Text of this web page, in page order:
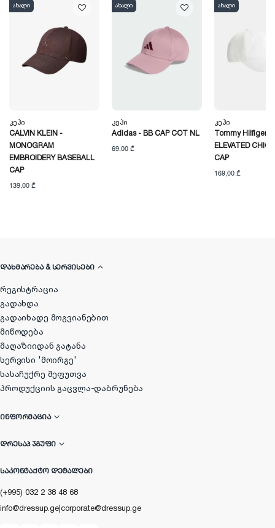
ახალი
Კეპი
CALVIN KLEIN -
MONOGRAM
EMBROIDERY BASEBALL
CAP
139,00 ₾
ახალი
Კეპი
Adidas - BB CAP COT NL
69,00 ₾
ახალი
Კეპი
Tommy Hilfiger -
ELEVATED CHIC
CAP
169,00 ₾
ᲓᲐᲮᲛᲐᲠᲔᲑᲐ & ᲡᲔᲠᲕᲘᲡᲔᲑᲘ
რეგისტრაცია
გადახდა
გადაიხადე მოგვიანებით
მიწოდება
მაღაზიიდან გატანა
სერვისი 'მოირგე'
სასაჩუქრე შეფუთვა
პროდუქციის გაცვლა-დაბრუნება
ᲘᲜᲤᲝᲠᲛᲐᲪᲘᲐ
ᲓᲠᲔᲡᲐᲞ ᲯᲒᲣᲤᲘ
ᲡᲐᲙᲝᲜᲢᲐᲥᲢᲝ ᲓᲔᲢᲐᲚᲔᲑᲘ
(+995) 032 2 38 48 68
info@dressup.ge|corporate@dressup.ge